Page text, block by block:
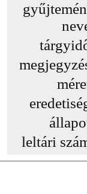
leltári